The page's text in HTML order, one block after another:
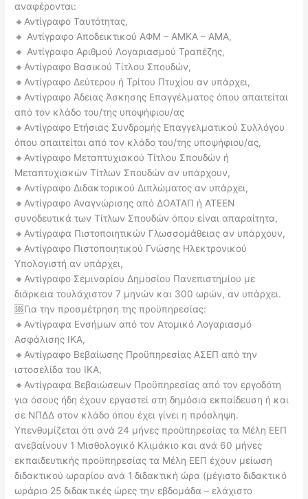
αναφέρονται:
🔸Αντίγραφο Ταυτότητας,
🔸 Αντίγραφο Αποδεικτικού ΑΦΜ – ΑΜΚΑ – ΑΜΑ,
🔸 Αντίγραφο Αριθμού Λογαριασμού Τραπέζης,
🔸Αντίγραφο Βασικού Τίτλου Σπουδών,
🔸Αντίγραφο Δεύτερου ή Τρίτου Πτυχίου αν υπάρχει,
🔸Αντίγραφο Άδειας Άσκησης Επαγγέλματος όπου απαιτείται
από τον κλάδο του/της υποψήφιου/ας
🔸Αντίγραφο Ετήσιας Συνδρομής Επαγγελματικού Συλλόγου
όπου απαιτείται από τον κλάδο του/της υποψήφιου/ας,
🔸Αντίγραφο Μεταπτυχιακού Τίτλου Σπουδών ή
Μεταπτυχιακών Τίτλων Σπουδών αν υπάρχουν,
🔸Αντίγραφο Διδακτορικού Διπλώματος αν υπάρχει,
🔸Αντίγραφο Αναγνώρισης από ΔΟΑΤΑΠ ή ΑΤΕΕΝ
συνοδευτικά των Τίτλων Σπουδών όπου είναι απαραίτητα,
🔸Αντίγραφα Πιστοποιητικών Γλωσσομάθειας αν υπάρχουν,
🔸Αντίγραφο Πιστοποιητικού Γνώσης Ηλεκτρονικού
Υπολογιστή αν υπάρχει,
🔸Αντίγραφο Σεμιναρίου Δημοσίου Πανεπιστημίου με
διάρκεια τουλάχιστον 7 μηνών και 300 ωρών, αν υπάρχει.
🆘Για την προσμέτρηση της προϋπηρεσίας:
🔸Αντίγραφα Ενσήμων από τον Ατομικό Λογαριασμό
Ασφάλισης ΙΚΑ,
🔸Αντίγραφο Βεβαίωσης Προϋπηρεσίας ΑΣΕΠ από την
ιστοσελίδα του ΙΚΑ,
🔸Αντίγραφα Βεβαιώσεων Προϋπηρεσίας από τον εργοδότη
για όσους ήδη έχουν εργαστεί στη δημόσια εκπαίδευση ή και
σε ΝΠΔΔ στον κλάδο όπου έχει γίνει η πρόσληψη.
Υπενθυμίζεται ότι ανά 24 μήνες προϋπηρεσίας τα Μέλη ΕΕΠ
ανεβαίνουν 1 Μισθολογικό Κλιμάκιο και ανά 60 μήνες
εκπαιδευτικής προϋπηρεσίας τα Μέλη ΕΕΠ έχουν μείωση
διδακτικού ωραρίου ανά 1 διδακτική ώρα (μέγιστο διδακτικό
ωράριο 25 διδακτικές ώρες την εβδομάδα – ελάχιστο